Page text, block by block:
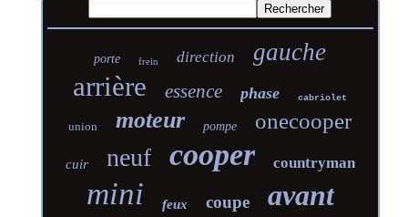
porte frein direction gauche
arrière essence phase cabriolet
union moteur pompe onecooper
cuir neuf cooper countryman
mini feux coupe avant